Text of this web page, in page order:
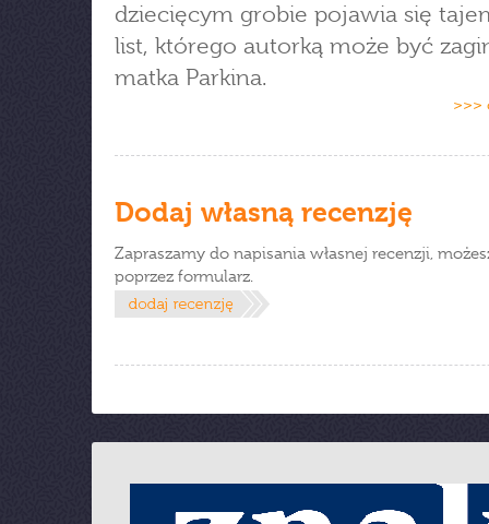
dziecięcym grobie pojawia się
list, którego autorką może być
matka Parkina.
>>>
Dodaj własną recenzję
Zapraszamy do napisania własnej recenzji,
poprzez formularz.